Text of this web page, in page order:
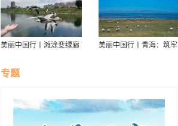
美丽中国行丨滩涂变绿廊
生态走廊
美丽中国行丨青海：筑牢
专题